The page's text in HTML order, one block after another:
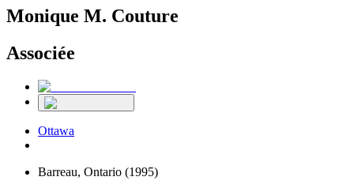
Monique M. Couture
Associée
Ottawa
Barreau, Ontario (1995)